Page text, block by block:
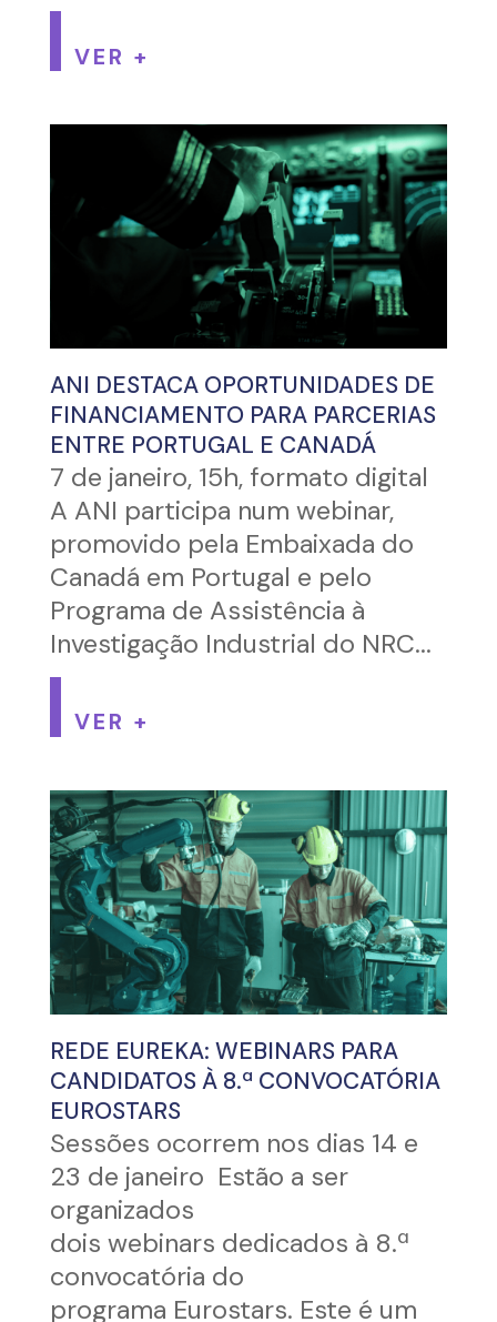
VER +
ANI DESTACA OPORTUNIDADES DE
FINANCIAMENTO PARA PARCERIAS
ENTRE PORTUGAL E CANADÁ
7 de janeiro, 15h, formato digital
A ANI participa num webinar,
promovido pela Embaixada do
Canadá em Portugal e pelo
Programa de Assistência à
Investigação Industrial do NRC...
VER +
REDE EUREKA: WEBINARS PARA
CANDIDATOS À 8.ª CONVOCATÓRIA
EUROSTARS
Sessões ocorrem nos dias 14 e
23 de janeiro Estão a ser
organizados
dois webinars dedicados à 8.ª
convocatória do
programa Eurostars. Este é um